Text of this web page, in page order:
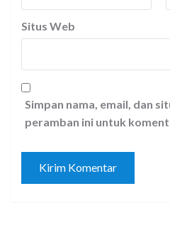
Situs Web
Simpan nama, email, dan
peramban ini untuk